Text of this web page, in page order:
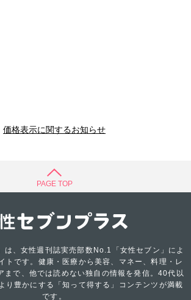
価格表示に関するお知らせ
PAGE TOP
は、女性週刊誌実売部数No.1「女性セブン」によ
トです。健康・医療から美容、マネー、料理・レ
まで、他では読めない独自の情報を発信。40代以
り豊かにする「知って得する」コンテンツが満載
です。